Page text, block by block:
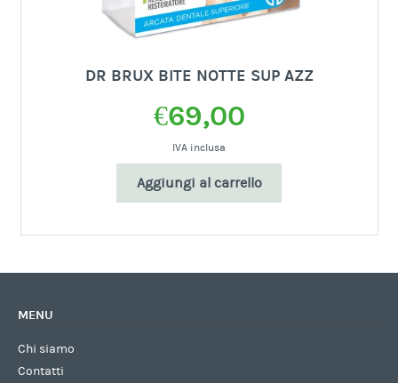
DR BRUX BITE NOTTE SUP AZZ
€69,00
IVA inclusa
Aggiungi al carrello
MENU
Chi siamo
Contatti